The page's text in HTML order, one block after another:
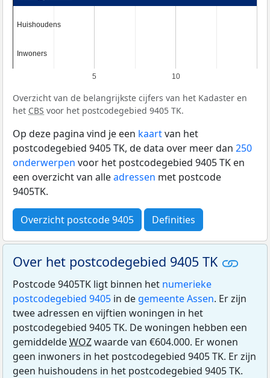
5 10
Huishoudens
Huishoudens
Inwoners
Inwoners
Overzicht van de belangrijkste cijfers van het Kadaster en
het CBS voor het postcodegebied 9405 TK.
Op deze pagina vind je een kaartvan het
postcodegebied 9405 TK, de data over meer dan 250
onderwerpen voor het postcodegebied 9405 TK en
een overzicht van alleadressen met postcode
9405TK.
Overzicht postcode 9405 Definities
Over het postcodegebied 9405 TK
Postcode 9405TK ligt binnen het numerieke
postcodegebied 9405 in de gemeente Assen. Er zijn
twee adressen en vijftien woningen in het
postcodegebied 9405 TK. De woningen hebben een
gemiddeldeWOZwaarde van €604.000. Er wonen
geen inwoners in het postcodegebied 9405 TK. Er zijn
geen huishoudens in het postcodegebied 9405 TK.